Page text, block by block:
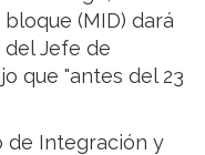
(MID) dará
Jefe de
que "antes del 23
de Integración y